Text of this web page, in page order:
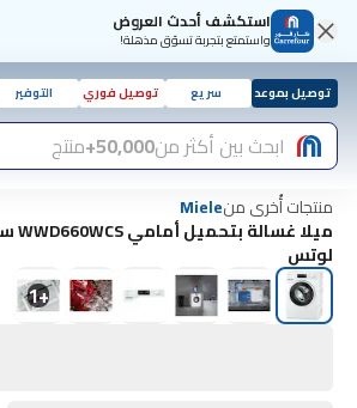
استكشف أحدث العروض
واستمتع بتجربة تسوّق مذهلة!
توصيل بموعد سريع توصيل فوري التوفير
ابحث بين أكثر من50,000+ منتج
منتجات أُخرى منMiele
لوتس
+
1